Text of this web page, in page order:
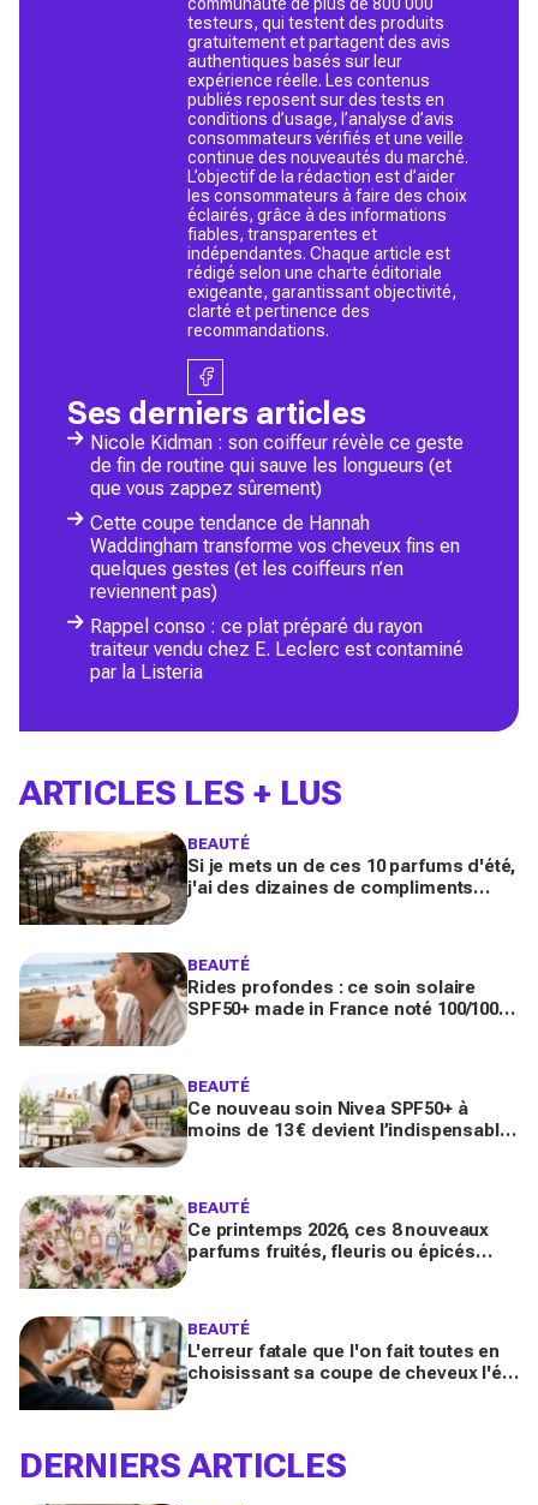
testeurs, qui testent des produits
gratuitement et partagent des avis
authentiques basés sur leur
expérience réelle. Les contenus
publiés reposent sur des tests en
conditions d’usage, l’analyse d’avis
consommateurs vérifiés et une veille
continue des nouveautés du marché.
L’objectif de la rédaction est d’aider
les consommateurs à faire des choix
éclairés, grâce à des informations
fiables, transparentes et
indépendantes. Chaque article est
rédigé selon une charte éditoriale
exigeante, garantissant objectivité,
clarté et pertinence des
recommandations.
Ses derniers articles
Nicole Kidman : son coiffeur révèle ce geste
de fin de routine qui sauve les longueurs (et
que vous zappez sûrement)
Cette coupe tendance de Hannah
Waddingham transforme vos cheveux fins en
quelques gestes (et les coiffeurs n’en
reviennent pas)
Rappel conso : ce plat préparé du rayon
traiteur vendu chez E. Leclerc est contaminé
par la Listeria
ARTICLES LES + LUS
BEAUTÉ
Si je mets un de ces 10 parfums d'été,
j'ai des dizaines de compliments
BEAUTÉ
Rides profondes : ce soin solaire
SPF50+ made in France noté 100/100
BEAUTÉ
Ce nouveau soin Nivea SPF50+ à
moins de 13 € devient l’indispensable
BEAUTÉ
Ce printemps 2026, ces 8 nouveaux
parfums fruités, fleuris ou épicés
BEAUTÉ
L'erreur fatale que l'on fait toutes en
choisissant sa coupe de cheveux l'été
DERNIERS ARTICLES